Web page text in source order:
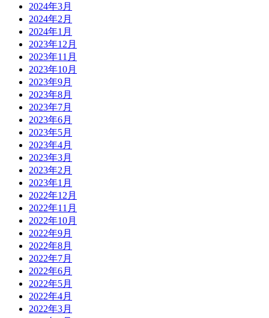
2024年3月
2024年2月
2024年1月
2023年12月
2023年11月
2023年10月
2023年9月
2023年8月
2023年7月
2023年6月
2023年5月
2023年4月
2023年3月
2023年2月
2023年1月
2022年12月
2022年11月
2022年10月
2022年9月
2022年8月
2022年7月
2022年6月
2022年5月
2022年4月
2022年3月